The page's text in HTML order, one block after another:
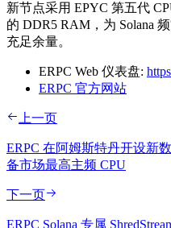
新节点采用 EPYC 第五代
的 DDR5 RAM，为 Solana
充足余量。
ERPC Web 仪表盘:
ERPC 官方网站
上一页
ERPC 在阿姆斯特丹开设新
备市场最高主频 CPU
下一页
ERPC Solana 专属